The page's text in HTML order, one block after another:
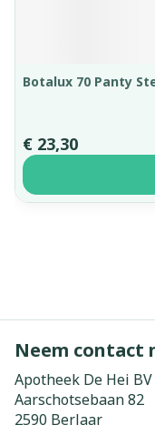
Botalux 70 Panty
€ 23,30
Neem contact
Apotheek De Hei BV
Aarschotsebaan 82
2590 Berlaar